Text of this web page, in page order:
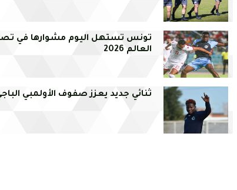
تونس تستهل اليوم مشوارها في
العالم 2026
ثنائي جديد يعزز صفوف الأولمبي